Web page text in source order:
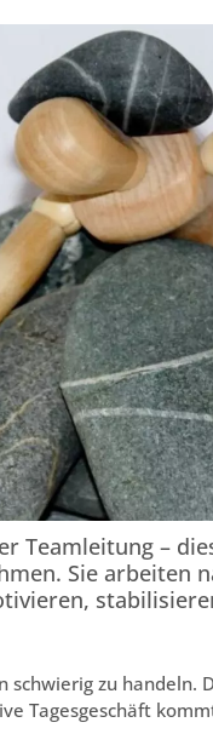
Teamleitung –
Sie arbeiten
zu handeln.
Tagesgeschäft